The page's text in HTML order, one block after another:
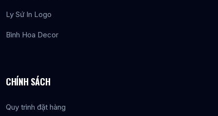
Ly Sứ In Logo
Bình Hoa Decor
CHÍNH SÁCH
Quy trình đặt hàng